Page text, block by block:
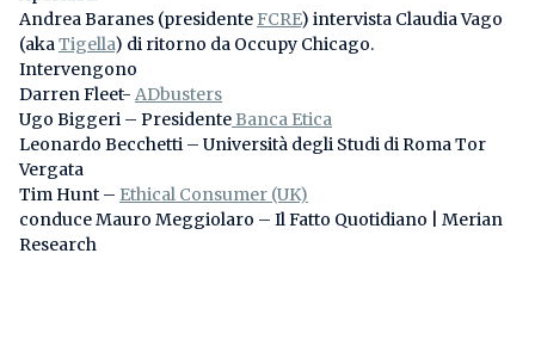
Andrea Baranes (presidente FCRE) intervista Claudia Vago
(akaTigella) di ritorno da Occupy Chicago.
Intervengono
Darren Fleet- ADbusters
Ugo Biggeri – Presidente Banca Etica
Leonardo Becchetti – Università degli Studi di Roma Tor
Vergata
Tim Hunt – Ethical Consumer (UK)
conduce Mauro Meggiolaro – Il Fatto Quotidiano | Merian
Research